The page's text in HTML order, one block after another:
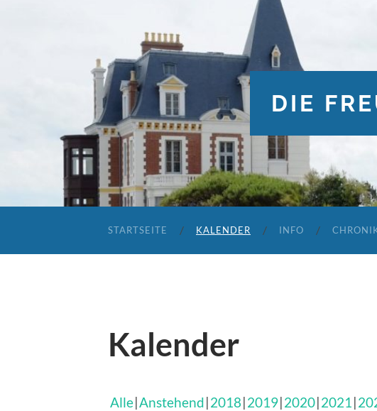
DIE
STARTSEITE KALENDER INFO
Kalender
Alle Anstehend 2018 2019 2020 2021